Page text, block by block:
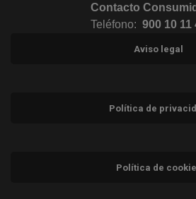
Contacto
Teléfono: 900 10 11
Aviso legal
Política de
Política de